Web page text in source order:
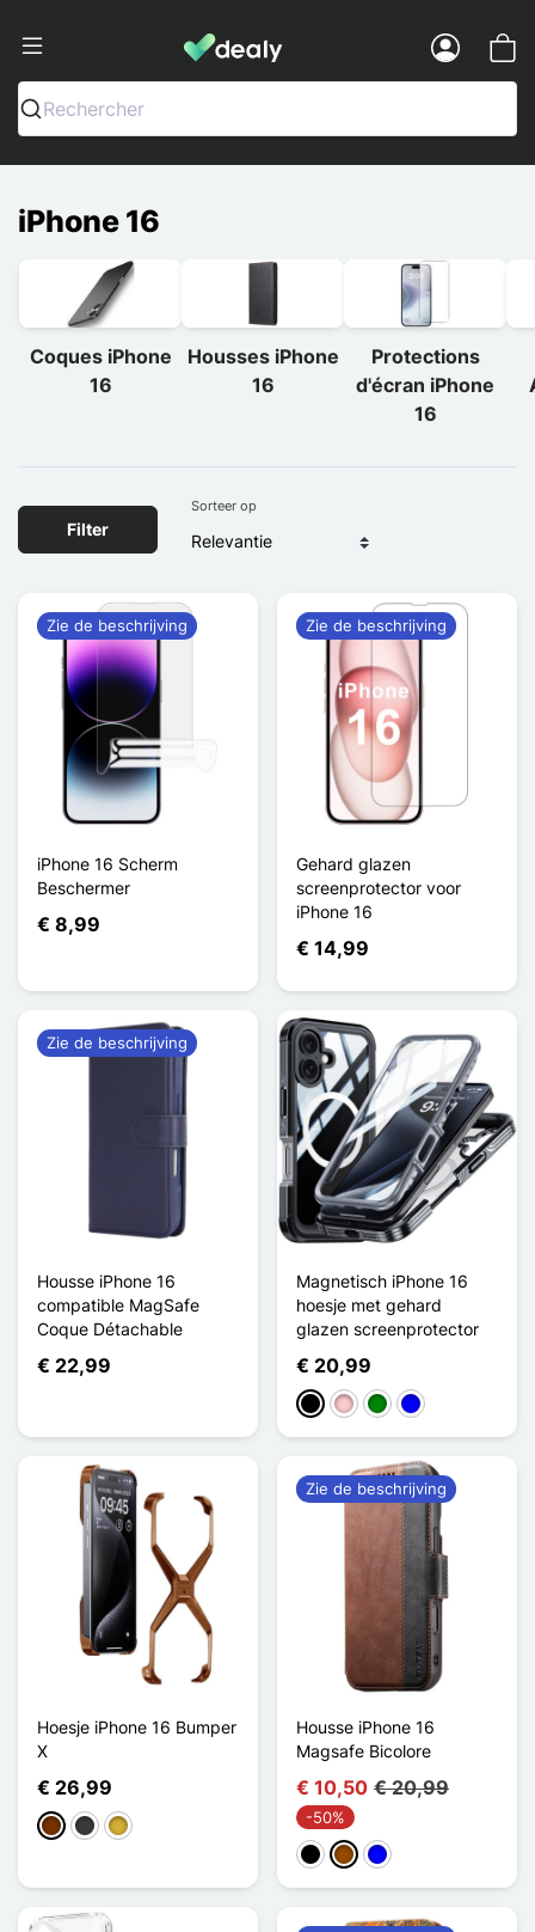
Dealy - Telefoonhoesjes en
Rechercher
iPhone 16
Coques iPhone
16
Housses iPhone
16
Protections
d'écran iPhone
16
Filter
Sorteer op
iPhone 16 Scherm
Beschermer
€ 8,99
Zie de beschrijving
Gehard glazen
screenprotector voor
iPhone 16
€ 14,99
Zie de beschrijving
Housse iPhone 16
compatible MagSafe
Coque Détachable
€ 22,99
Zie de beschrijving
Magnetisch iPhone 16
hoesje met gehard
glazen screenprotector
€ 20,99
ZwartRozeGroenBlauw
Hoesje iPhone 16 Bumper
X
€ 26,99
KoffieDonkergrijs
Or Titanium
Housse iPhone 16
Magsafe Bicolore
€ 10,50 € 20,99
-50%
ZwartBruinBlauw
Zie de beschrijving